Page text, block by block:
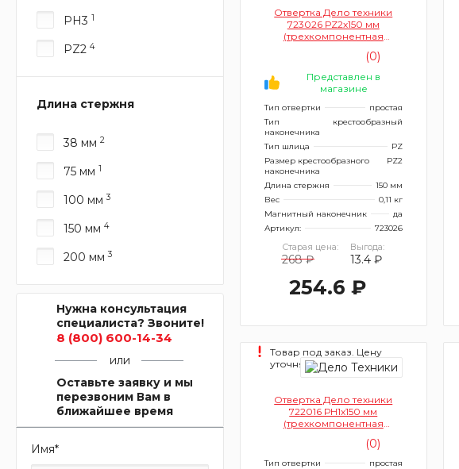
PH3 1
PZ2 4
Длина стержня
38 мм 2
75 мм 1
100 мм3
150 мм 4
200 мм3
Нужна консультация
специалиста? Звоните!
8 (800) 600-14-34
или
Оставьте заявку и мы
перезвоним Вам в
ближайшее время
Имя*
Отвертка Дело техники
723026 РZ2х150 мм
(трехкомпонентная
(0)
Представлен в
магазине
Тип отвертки
простая
Тип
наконечника
крестообразный
Тип шлица
PZ
Размер крестообразного
наконечника
PZ2
Длина стержня
150 мм
Вес
0,11 кг
Магнитный наконечник
да
Артикул:
723026
Старая цена:
268 ₽
Выгода:
13.4 ₽
254.6 ₽
Товар под заказ. Цену
уточняйте.
Отвертка Дело техники
722016 РН1х150 мм
(трехкомпонентная
(0)
Тип отвертки
простая